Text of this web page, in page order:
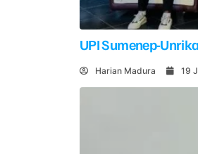
UPI Sumenep-
Harian Madura 19